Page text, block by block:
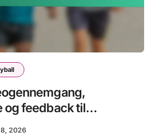
og feedback til
2026